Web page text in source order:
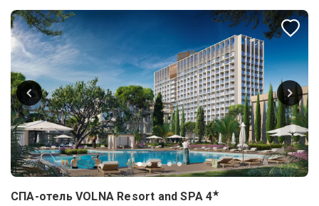
СПА-отель VOLNA Resort and SPA 4★